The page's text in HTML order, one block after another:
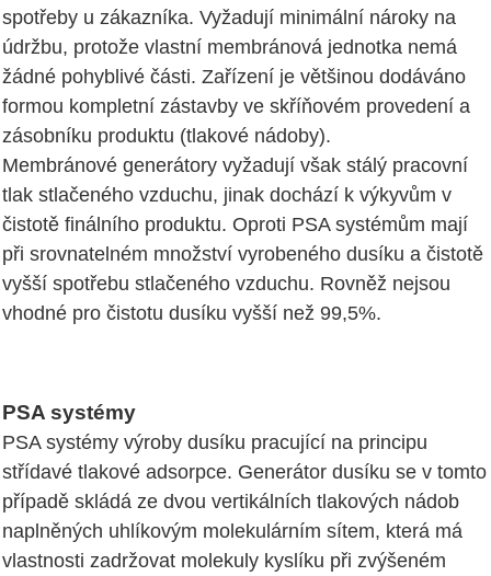
spotřeby u zákazníka. Vyžadují minimální nároky na
údržbu, protože vlastní membránová jednotka nemá
žádné pohyblivé části. Zařízení je většinou dodáváno
formou kompletní zástavby ve skříňovém provedení a
zásobníku produktu (tlakové nádoby).
Membránové generátory vyžadují však stálý pracovní
tlak stlačeného vzduchu, jinak dochází k výkyvům v
čistotě finálního produktu. Oproti PSA systémům mají
při srovnatelném množství vyrobeného dusíku a čistotě
vyšší spotřebu stlačeného vzduchu. Rovněž nejsou
vhodné pro čistotu dusíku vyšší než 99,5%.
PSA systémy
PSA systémy výroby dusíku pracující na principu
střídavé tlakové adsorpce. Generátor dusíku se v tomto
případě skládá ze dvou vertikálních tlakových nádob
naplněných uhlíkovým molekulárním sítem, která má
vlastnosti zadržovat molekuly kyslíku při zvýšeném